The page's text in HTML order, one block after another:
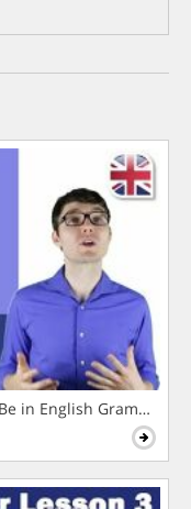
in English Grammar